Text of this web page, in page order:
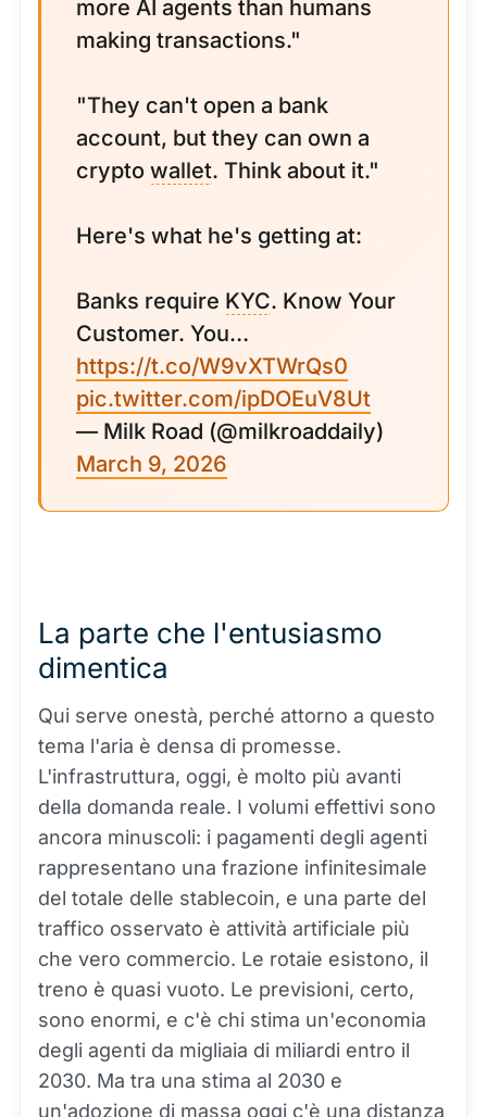
more AI agents than humans
making transactions."
"They can't open a bank
account, but they can own a
crypto wallet. Think about it."
Here's what he's getting at:
Banks require KYC. Know Your
Customer. You…
https://t.co/W9vXTWrQs0
pic.twitter.com/ipDOEuV8Ut
— Milk Road (@milkroaddaily)
March 9, 2026
La parte che l'entusiasmo
dimentica
Qui serve onestà, perché attorno a questo
tema l'aria è densa di promesse.
L'infrastruttura, oggi, è molto più avanti
della domanda reale. I volumi effettivi sono
ancora minuscoli: i pagamenti degli agenti
rappresentano una frazione infinitesimale
del totale delle stablecoin, e una parte del
traffico osservato è attività artificiale più
che vero commercio. Le rotaie esistono, il
treno è quasi vuoto. Le previsioni, certo,
sono enormi, e c'è chi stima un'economia
degli agenti da migliaia di miliardi entro il
2030. Ma tra una stima al 2030 e
un'adozione di massa oggi c'è una distanza